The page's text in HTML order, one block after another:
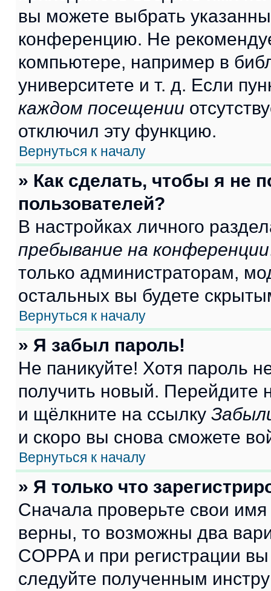
вы можете выбрать
конференцию. Не
компьютере, например в
университете и т. д. Если
каждом посещении
отключил эту функцию.
Вернуться к началу
» Как сделать, чтобы я не
пользователей?
В настройках личного
пребывание на конференции
только администраторам,
остальных вы будете
Вернуться к началу
» Я забыл пароль!
Не паникуйте! Хотя пароль
получить новый. Перейдите
и щёлкните на ссылку
и скоро вы снова сможете
Вернуться к началу
» Я только что
Сначала проверьте свои
верны, то возможны два
COPPA и при регистрации
следуйте полученным